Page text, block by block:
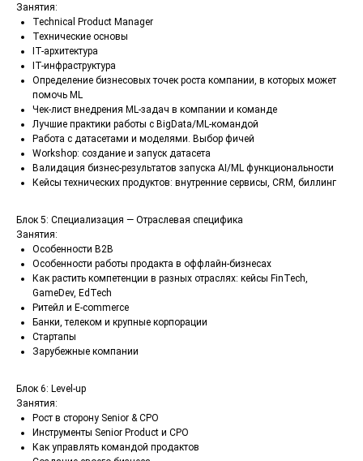
Занятия:
Technical Product Manager
Технические основы
IT-архитектура
IT-инфраструктура
Определение бизнесовых точек роста компании, в которых может
помочь ML
Чек-лист внедрения ML-задач в компании и команде
Лучшие практики работы с BigData/ML-командой
Работа с датасетами и моделями. Выбор фичей
Workshop: создание и запуск датасета
Валидация бизнес-результатов запуска AI/ML функциональности
Кейсы технических продуктов: внутренние сервисы, CRM, биллинг
Блок 5: Специализация — Отраслевая специфика
Занятия:
Особенности B2B
Особенности работы продакта в оффлайн-бизнесах
Как растить компетенции в разных отраслях: кейсы FinTech,
GameDev, EdTech
Ритейл и E-commerce
Банки, телеком и крупные корпорации
Стартапы
Зарубежные компании
Блок 6: Level-up
Занятия:
Рост в сторону Senior & CPO
Инструменты Senior Product и CPO
Как управлять командой продактов